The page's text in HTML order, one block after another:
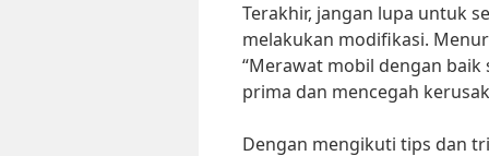
Terakhir, jangan lupa untuk
melakukan modifikasi.
“Merawat mobil dengan
prima dan mencegah
Dengan mengikuti tips dan